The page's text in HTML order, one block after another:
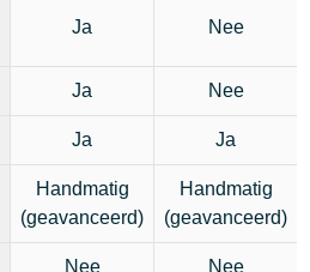
Ja Nee
Ja Nee
Ja Ja
Handmatig
(geavanceerd)
Handmatig
(geavanceerd)
Nee Nee